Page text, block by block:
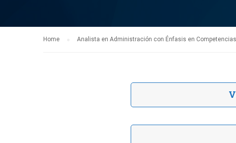
Home Analista en Administración con Énfasis en